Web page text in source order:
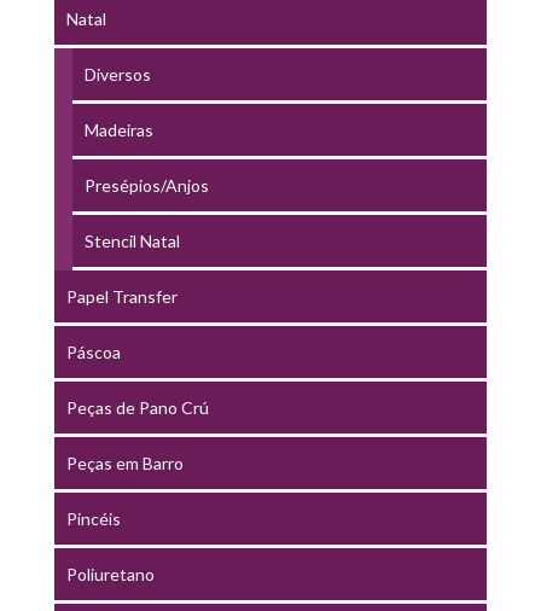
Natal
Diversos
Madeiras
Presépios/Anjos
Stencil Natal
Papel Transfer
Páscoa
Peças de Pano Crú
Peças em Barro
Pincéis
Poliuretano